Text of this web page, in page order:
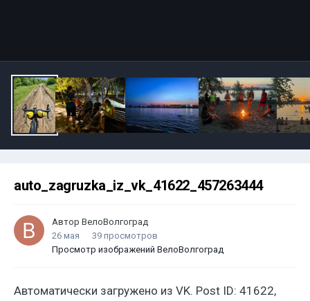
auto_zagruzka_iz_vk_41622_457263444
Автор ВелоВолгоград
26 мая
39 просмотров
Просмотр изображений ВелоВолгоград
Автоматически загружено из VK. Post ID: 41622,